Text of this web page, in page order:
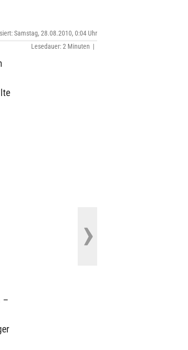
Samstag, 28.08.2010, 0:04 Uhr
Lesedauer: 2 Minuten |
–